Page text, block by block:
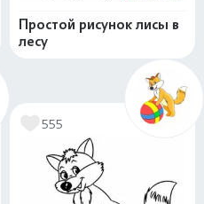
Простой рисунок лисы в
лесу
555